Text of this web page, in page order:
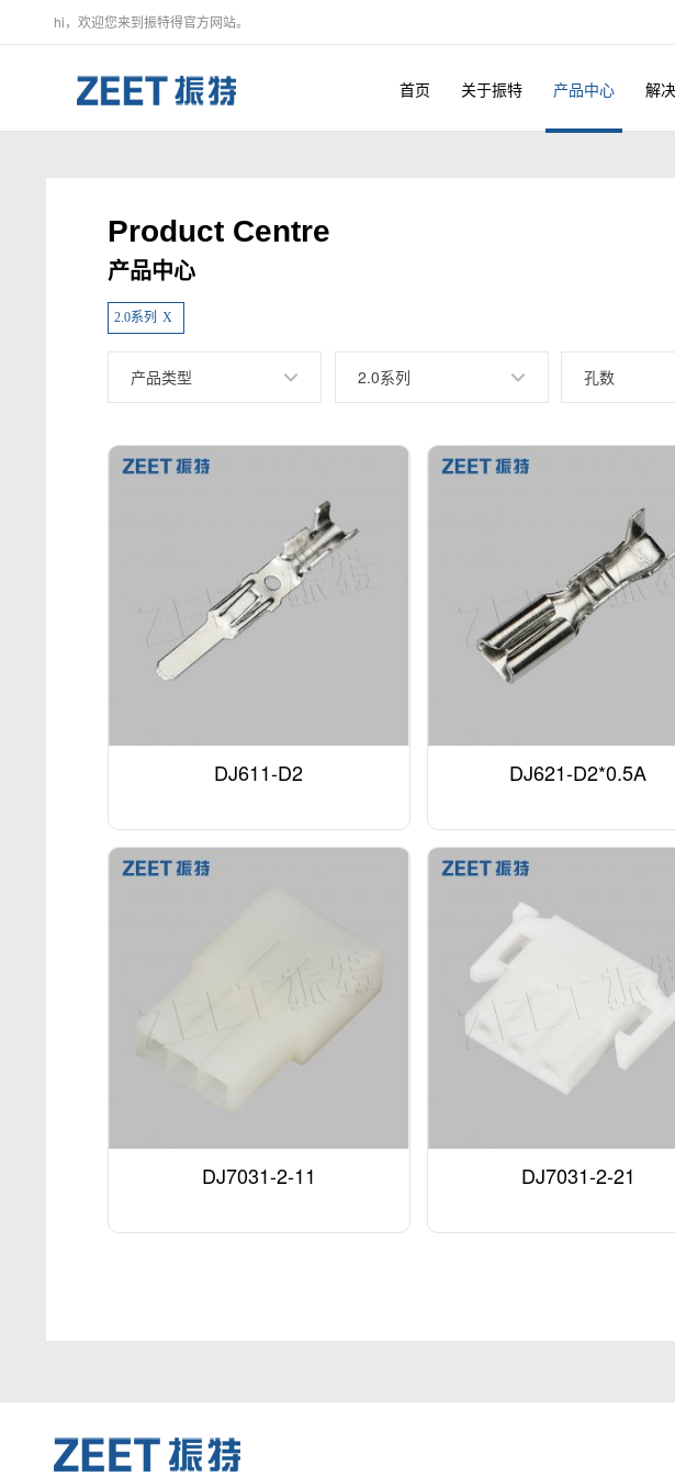
hi，欢迎您来到振特得官方网站。
首页 关于振特 产品中心 解
Product Centre
产品中心
2.0系列 X
产品类型 2.0系列 孔数
DJ611-D2 DJ621-D2*0.5A
DJ7031-2-11 DJ7031-2-21